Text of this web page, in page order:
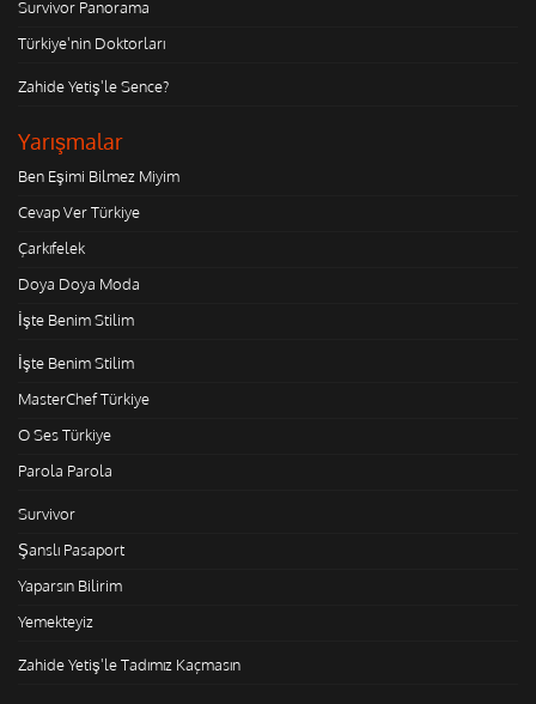
Survivor Panorama
Türkiye'nin Doktorları
Zahide Yetiş'le Sence?
Yarışmalar
Ben Eşimi Bilmez Miyim
Cevap Ver Türkiye
Çarkıfelek
Doya Doya Moda
İşte Benim Stilim
İşte Benim Stilim
MasterChef Türkiye
O Ses Türkiye
Parola Parola
Survivor
Şanslı Pasaport
Yaparsın Bilirim
Yemekteyiz
Zahide Yetiş'le Tadımız Kaçmasın